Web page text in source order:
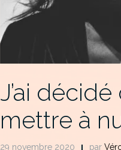
J’ai
mettre à
29 novembre 2020 par